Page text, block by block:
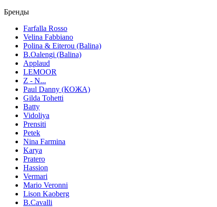
Бренды
Farfalla Rosso
Velina Fabbiano
Polina & Eiterou (Balina)
B.Oalengi (Balina)
Applaud
LEMOOR
Z - N...
Paul Danny (КОЖА)
Gilda Tohetti
Batty
Vidoliya
Prensiti
Petek
Nina Farmina
Karya
Pratero
Hassion
Vermari
Mario Veronni
Lison Kaoberg
B.Cavalli